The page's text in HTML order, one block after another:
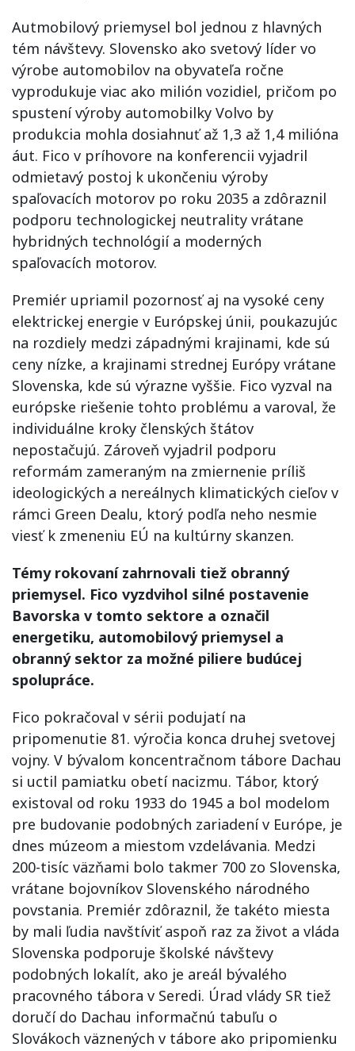
Autmobilový priemysel bol jednou z hlavných
tém návštevy. Slovensko ako svetový líder vo
výrobe automobilov na obyvateľa ročne
vyprodukuje viac ako milión vozidiel, pričom po
spustení výroby automobilky Volvo by
produkcia mohla dosiahnuť až 1,3 až 1,4 milióna
áut. Fico v príhovore na konferencii vyjadril
odmietavý postoj k ukončeniu výroby
spaľovacích motorov po roku 2035 a zdôraznil
podporu technologickej neutrality vrátane
hybridných technológií a moderných
spaľovacích motorov.
Premiér upriamil pozornosť aj na vysoké ceny
elektrickej energie v Európskej únii, poukazujúc
na rozdiely medzi západnými krajinami, kde sú
ceny nízke, a krajinami strednej Európy vrátane
Slovenska, kde sú výrazne vyššie. Fico vyzval na
európske riešenie tohto problému a varoval, že
individuálne kroky členských štátov
nepostačujú. Zároveň vyjadril podporu
reformám zameraným na zmiernenie príliš
ideologických a nereálnych klimatických cieľov v
rámci Green Dealu, ktorý podľa neho nesmie
viesť k zmeneniu EÚ na kultúrny skanzen.
Témy rokovaní zahrnovali tiež obranný
priemysel. Fico vyzdvihol silné postavenie
Bavorska v tomto sektore a označil
energetiku, automobilový priemysel a
obranný sektor za možné piliere budúcej
spolupráce.
Fico pokračoval v sérii podujatí na
pripomenutie 81. výročia konca druhej svetovej
vojny. V bývalom koncentračnom tábore Dachau
si uctil pamiatku obetí nacizmu. Tábor, ktorý
existoval od roku 1933 do 1945 a bol modelom
pre budovanie podobných zariadení v Európe, je
dnes múzeom a miestom vzdelávania. Medzi
200-tisíc väzňami bolo takmer 700 zo Slovenska,
vrátane bojovníkov Slovenského národného
povstania. Premiér zdôraznil, že takéto miesta
by mali ľudia navštíviť aspoň raz za život a vláda
Slovenska podporuje školské návštevy
podobných lokalít, ako je areál bývalého
pracovného tábora v Seredi. Úrad vlády SR tiež
doručí do Dachau informačnú tabuľu o
Slovákoch väznených v tábore ako pripomienku